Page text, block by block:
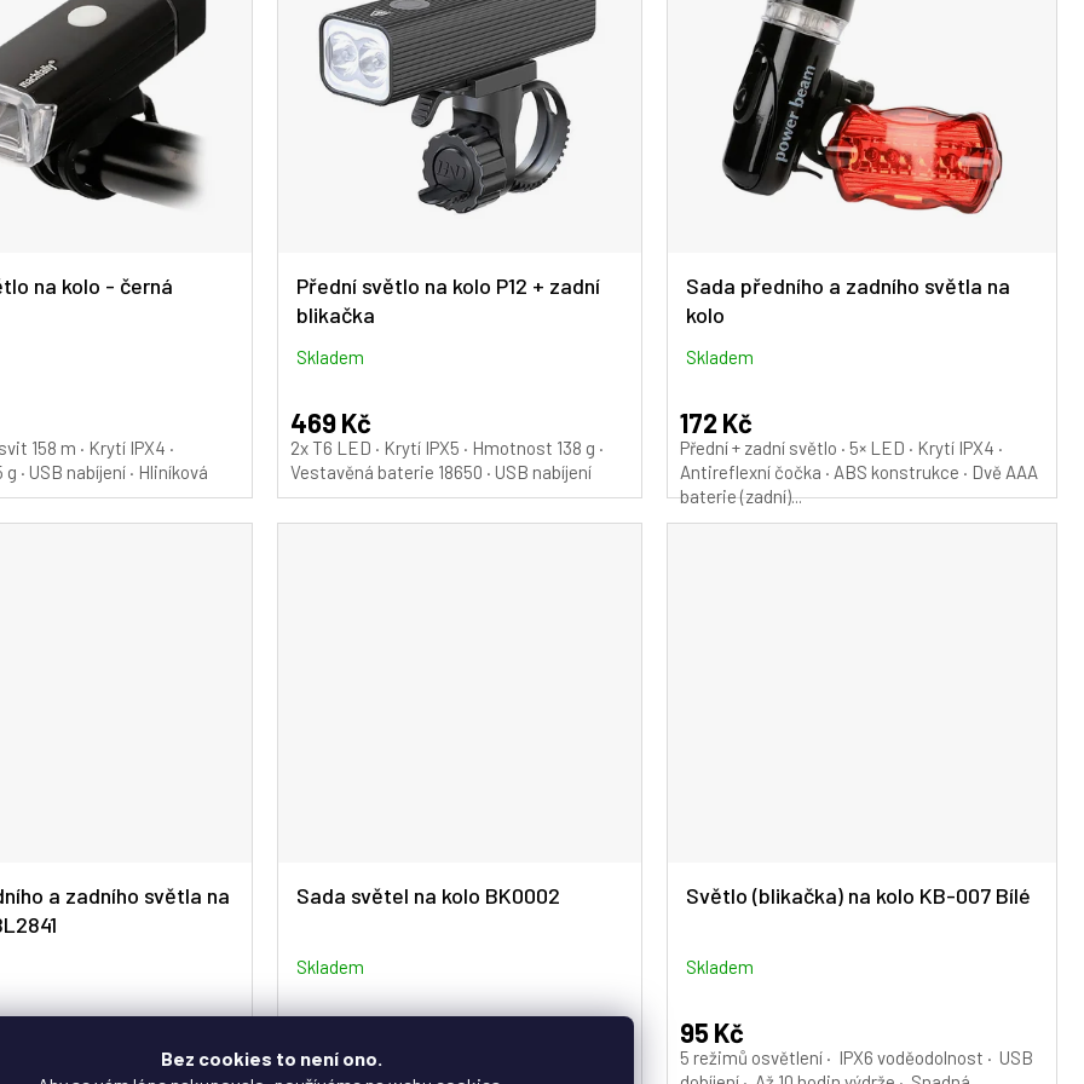
Bez cookies to není ono.
na kolo - černá
158 m · Krytí IPX4 ·
· USB nabíjení · Hliníková
Přední světlo na kolo P12 + zadní
blikačka
Skladem
469 Kč
2x T6 LED · Krytí IPX5 · Hmotnost 138 g ·
Vestavěná baterie 18650 · USB nabíjení
Sada předního a zadního světla na
kolo
Skladem
172 Kč
Přední + zadní světlo · 5× LED · Krytí IPX4 ·
Antireflexní čočka · ABS konstrukce · Dvě AAA
baterie (zadní)...
a zadního světla na
světlo · Bílé i červené LED
Sada světel na kolo BK0002
Skladem
Přední + zadní světlo · 360° viditelnost ·
Světlo (blikačka) na kolo KB-007 Bílé
Skladem
95 Kč
5 režimů osvětlení · IPX6 voděodolnost · USB